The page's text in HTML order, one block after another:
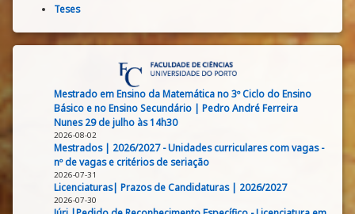
Teses
Mestrado em Ensino da Matemática no 3º Ciclo do Ensino
Básico e no Ensino Secundário | Pedro André Ferreira
Nunes 29 de julho às 14h30
2026-08-02
Mestrados | 2026/2027 - Unidades curriculares com vagas -
nº de vagas e critérios de seriação
2026-07-31
Licenciaturas| Prazos de Candidaturas | 2026/2027
2026-07-30